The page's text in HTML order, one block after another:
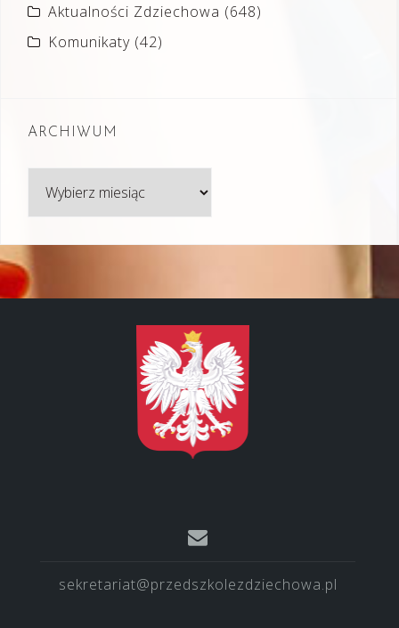
Aktualności Zdziechowa (648)
Komunikaty (42)
ARCHIWUM
sekretariat@przedszkolezdziechowa.pl